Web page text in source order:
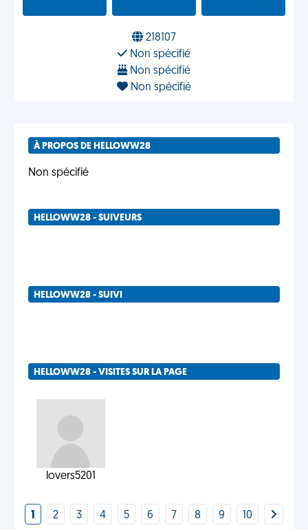
218107
Non spécifié
Non spécifié
Non spécifié
À PROPOS DE HELLOWW28
Non spécifié
HELLOWW28 - SUIVEURS
HELLOWW28 - SUIVI
HELLOWW28 - VISITES SUR LA PAGE
lovers5201
1 2 3 4 5 6 7 8 9 10